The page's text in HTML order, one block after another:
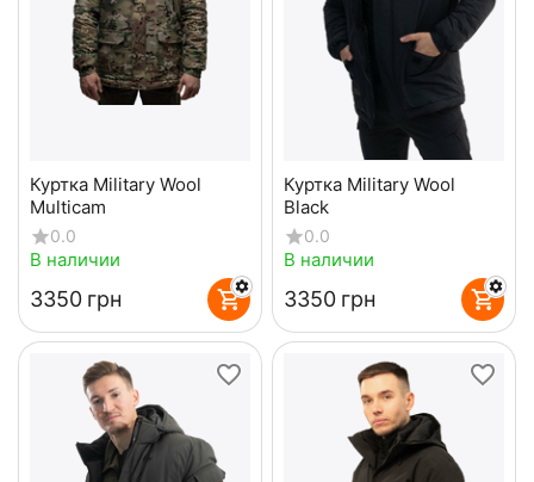
Куртка Military Wool
Multicam
0.0
В наличии
‍3350‍ грн
Куртка Military Wool
Black
0.0
В наличии
‍3350‍ грн